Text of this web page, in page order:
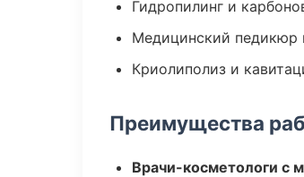
Гидропилинг и
Медицинский педикюр
Криолиполиз и
Преимущества
Врачи-косметологи с